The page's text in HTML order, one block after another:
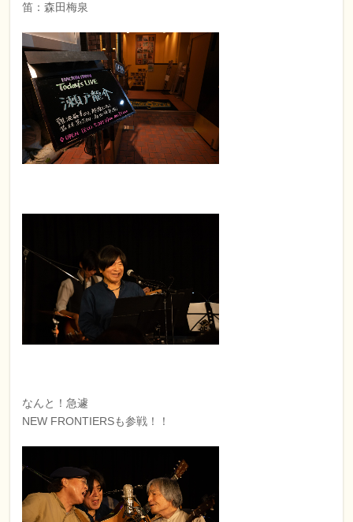
笛：森田梅泉
なんと！急遽
NEW FRONTIERSも参戦！！